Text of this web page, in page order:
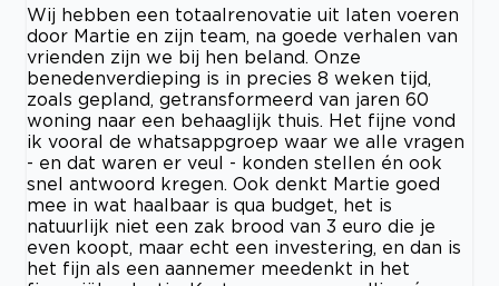
Wij hebben een totaalrenovatie uit laten voeren
door Martie en zijn team, na goede verhalen van
vrienden zijn we bij hen beland. Onze
benedenverdieping is in precies 8 weken tijd,
zoals gepland, getransformeerd van jaren 60
woning naar een behaaglijk thuis. Het fijne vond
ik vooral de whatsappgroep waar we alle vragen
- en dat waren er veul - konden stellen én ook
snel antwoord kregen. Ook denkt Martie goed
mee in wat haalbaar is qua budget, het is
natuurlijk niet een zak brood van 3 euro die je
even koopt, maar echt een investering, en dan is
het fijn als een aannemer meedenkt in het